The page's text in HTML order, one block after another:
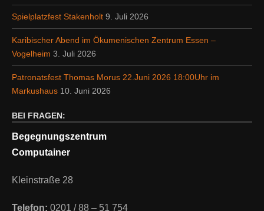
Spielplatzfest Stakenholt 9. Juli 2026
Karibischer Abend im Ökumenischen Zentrum Essen –
Vogelheim 3. Juli 2026
Patronatsfest Thomas Morus 22.Juni 2026 18:00Uhr im
Markushaus 10. Juni 2026
BEI FRAGEN:
Begegnungszentrum
Computainer
Kleinstraße 28
Telefon: 0201 / 88 – 51 754